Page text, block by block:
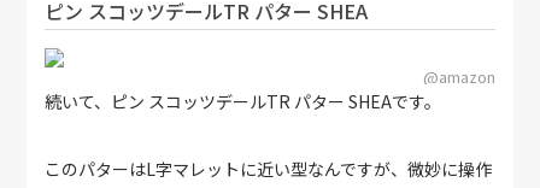
ピン スコッツデールTR パター SHEA
@amazon
続いて、ピン スコッツデールTR パター SHEAです。
このパターはL字マレットに近い型なんですが、微妙に操作